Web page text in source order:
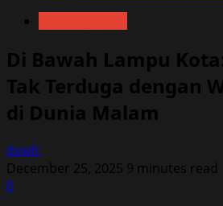
Di Bawah Lampu
Tak Terduga dengan
di Dunia Malam
dxwfc
December 25, 2025 9 minutes read
0